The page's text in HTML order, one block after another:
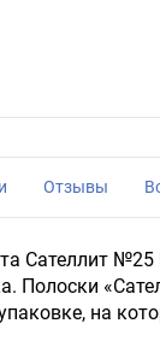
Отзывы
Сателлит
Полоски
на